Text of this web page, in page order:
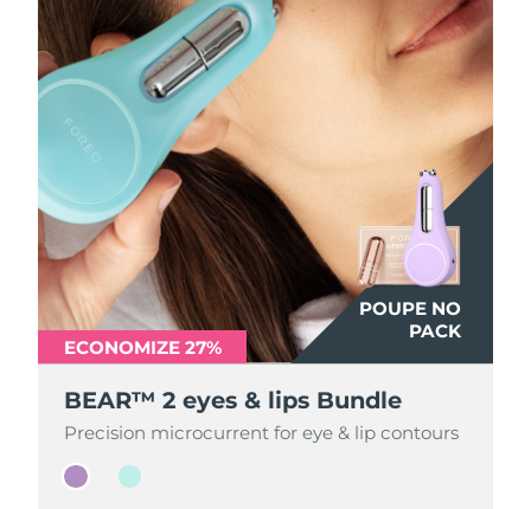
POUPE NO
PACK
ECONOMIZE 27%
BEAR™ 2 eyes & lips Bundle
Precision microcurrent for eye & lip contours
POUPE NO
PACK
ECONOMIZE 27%
BEAR™ 2 eyes & lips Bundle
Precision microcurrent for eye & lip contours